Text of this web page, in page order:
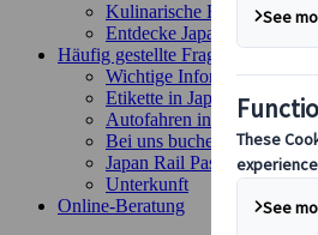
Kulinarische Erlebnisse
Entdecke Japan mit dem Zug
Häufig gestellte Fragen
Wichtige Informationen
Etikette in Japan
Autofahren in Japan
Bei uns buchen
Japan Rail Pass
Unterkunft
Online-Beratung